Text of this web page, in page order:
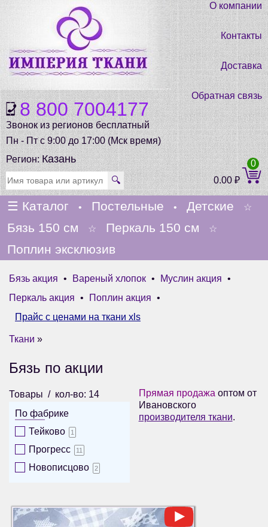
8 800 7004177
Звонок из регионов бесплатный
Пн - Пт с 9:00 до 17:00 (Мск время)
О компании
Контакты
Доставка
Обратная связь
Регион:Казань
🔍 0.00₽
0
☰ Каталог • Постельные • Детские ☆
Бязь 150 см ☆ Перкаль 150 см ☆
Поплин эксклюзив
Бязь акция • Вареный хлопок • Муслин акция •
Перкаль акция • Поплин акция •
Прайс с ценами на ткани xls
Ткани »
Бязь по акции
Товары
кол-во: 14
По фабрике
Тейково
1
Прогресс 11
Новописцово 2
Прямая продажа оптом от
Ивановского
производителя ткани.